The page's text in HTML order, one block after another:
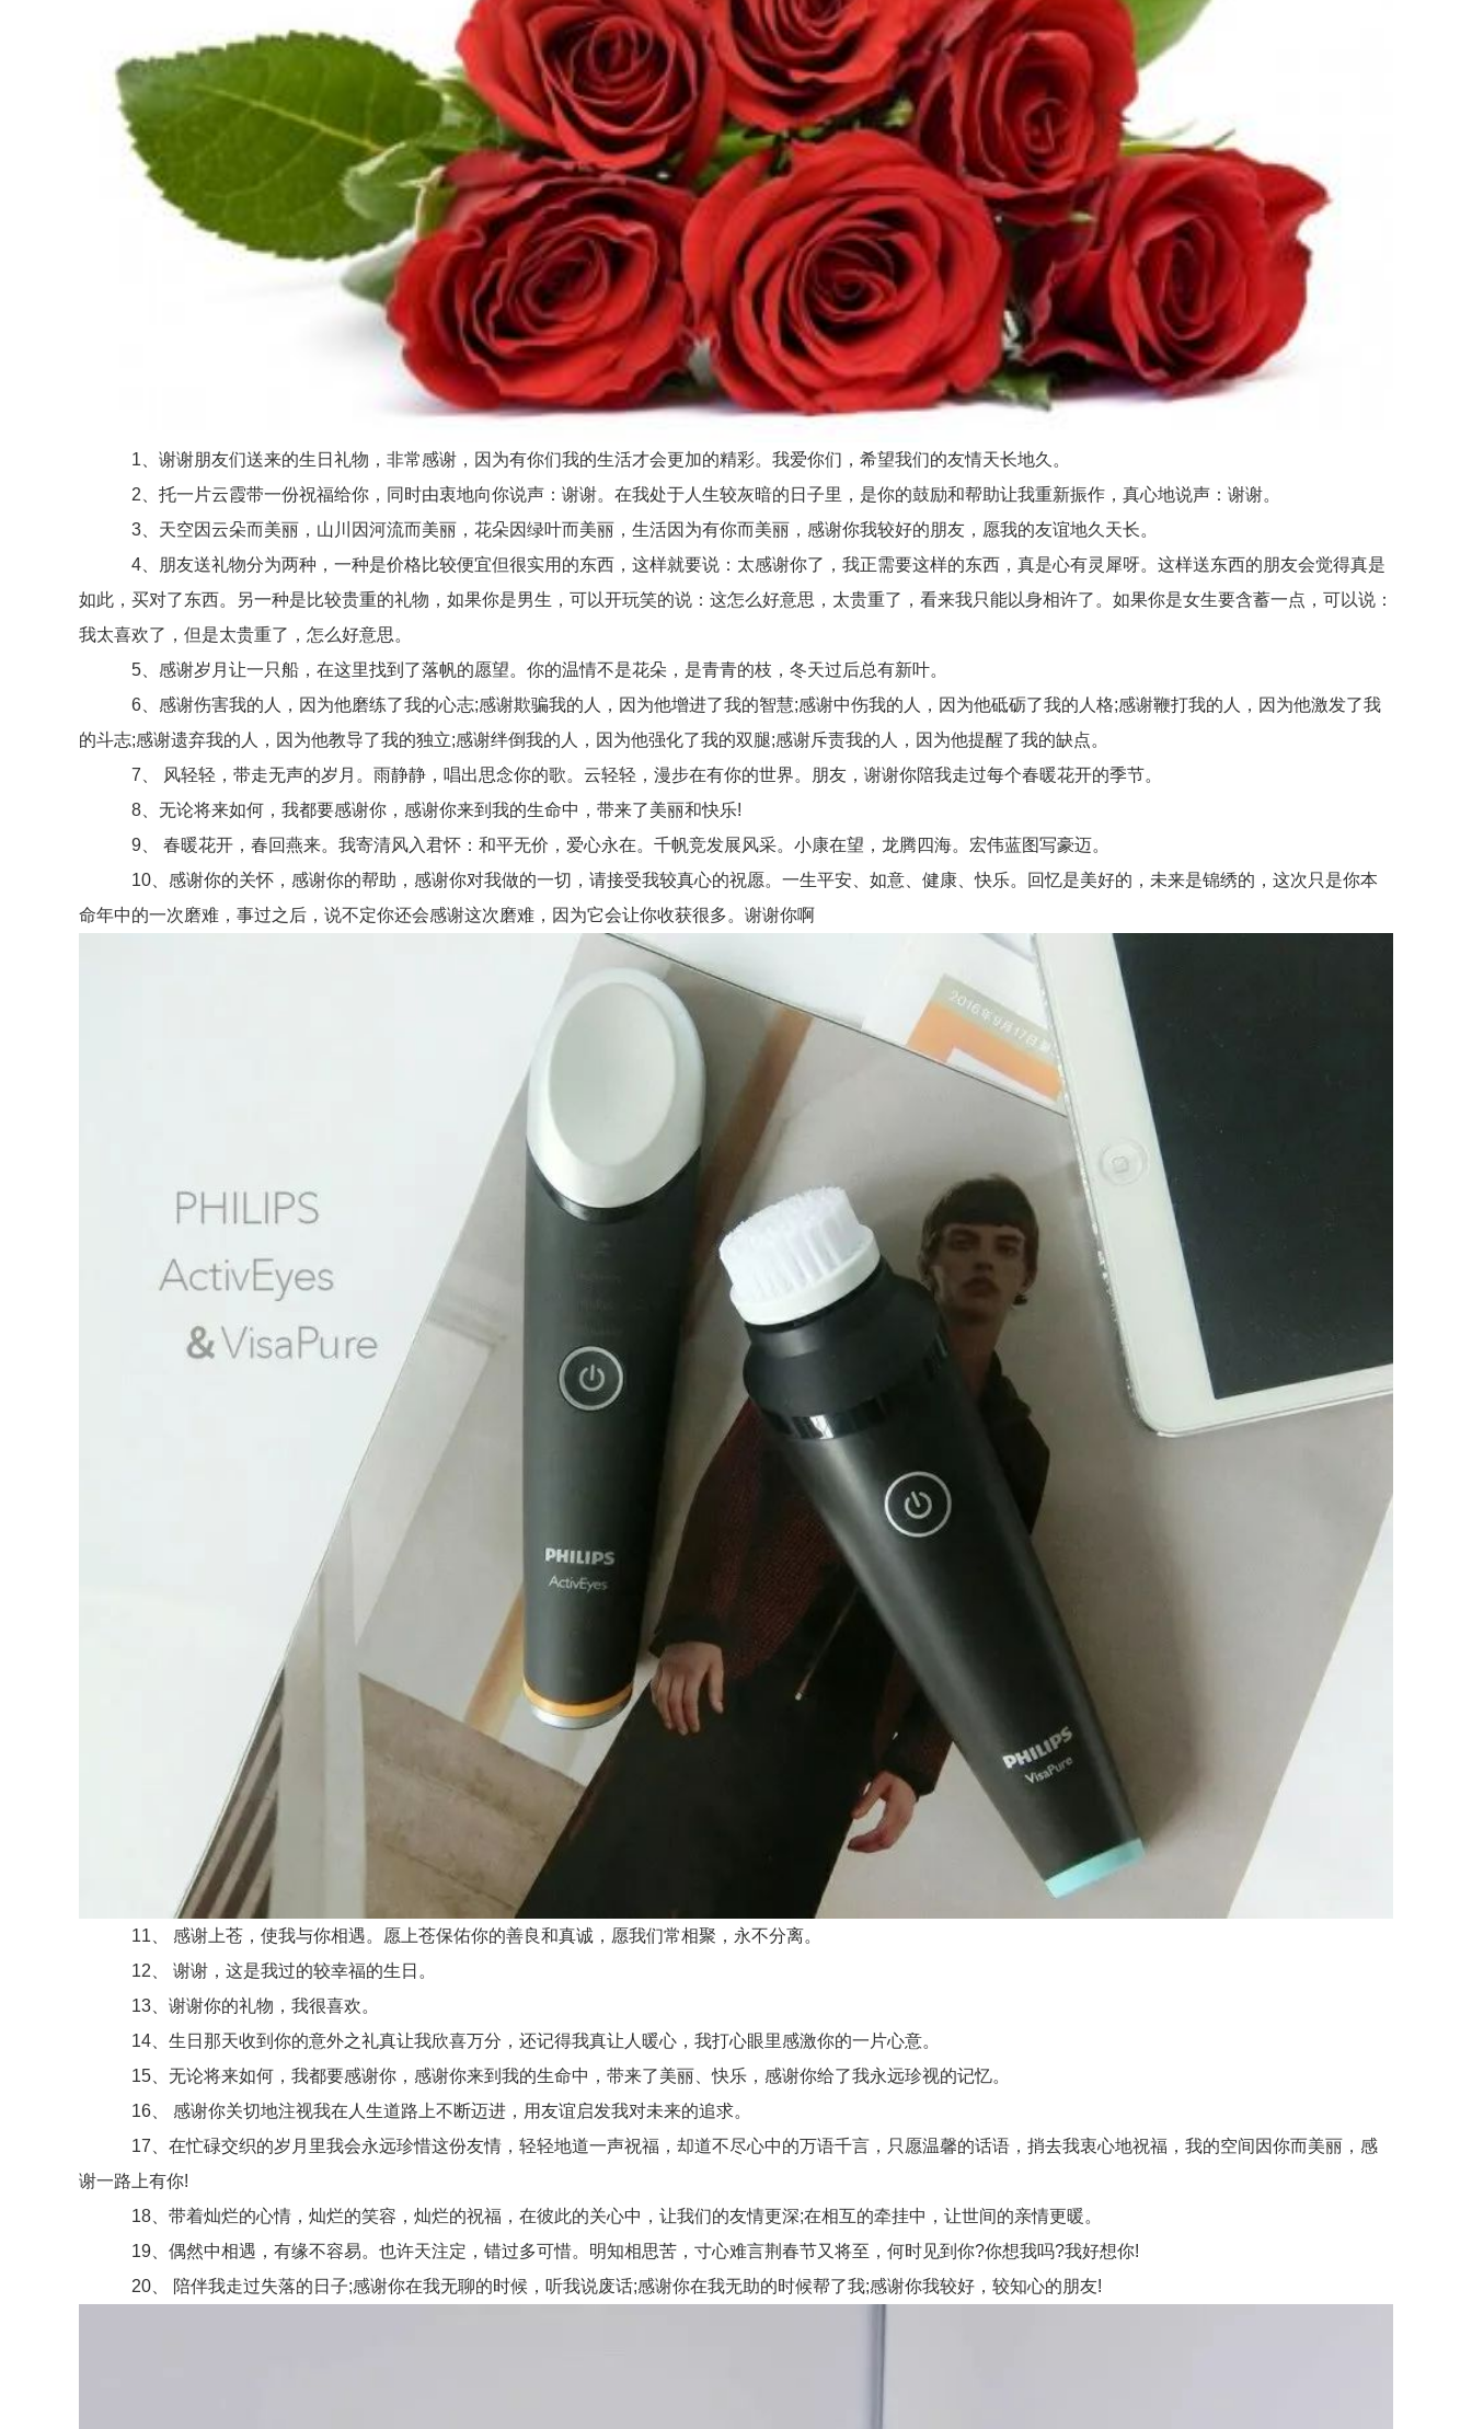
1、谢谢朋友们送来的生日礼物，非常感谢，因为有你们我的生活才会更加的精彩。我爱你们，希望我们的友情天长地久。
2、托一片云霞带一份祝福给你，同时由衷地向你说声：谢谢。在我处于人生较灰暗的日子里，是你的鼓励和帮助让我重新振作，真心地说声：谢谢。
3、天空因云朵而美丽，山川因河流而美丽，花朵因绿叶而美丽，生活因为有你而美丽，感谢你我较好的朋友，愿我的友谊地久天长。
4、朋友送礼物分为两种，一种是价格比较便宜但很实用的东西，这样就要说：太感谢你了，我正需要这样的东西，真是心有灵犀呀。这样送东西的朋友会觉得真是
如此，买对了东西。另一种是比较贵重的礼物，如果你是男生，可以开玩笑的说：这怎么好意思，太贵重了，看来我只能以身相许了。如果你是女生要含蓄一点，可以说：
我太喜欢了，但是太贵重了，怎么好意思。
5、感谢岁月让一只船，在这里找到了落帆的愿望。你的温情不是花朵，是青青的枝，冬天过后总有新叶。
6、感谢伤害我的人，因为他磨练了我的心志;感谢欺骗我的人，因为他增进了我的智慧;感谢中伤我的人，因为他砥砺了我的人格;感谢鞭打我的人，因为他激发了我
的斗志;感谢遗弃我的人，因为他教导了我的独立;感谢绊倒我的人，因为他强化了我的双腿;感谢斥责我的人，因为他提醒了我的缺点。
7、 风轻轻，带走无声的岁月。雨静静，唱出思念你的歌。云轻轻，漫步在有你的世界。朋友，谢谢你陪我走过每个春暖花开的季节。
8、无论将来如何，我都要感谢你，感谢你来到我的生命中，带来了美丽和快乐!
9、 春暖花开，春回燕来。我寄清风入君怀：和平无价，爱心永在。千帆竞发展风采。小康在望，龙腾四海。宏伟蓝图写豪迈。
10、感谢你的关怀，感谢你的帮助，感谢你对我做的一切，请接受我较真心的祝愿。一生平安、如意、健康、快乐。回忆是美好的，未来是锦绣的，这次只是你本
命年中的一次磨难，事过之后，说不定你还会感谢这次磨难，因为它会让你收获很多。谢谢你啊
11、 感谢上苍，使我与你相遇。愿上苍保佑你的善良和真诚，愿我们常相聚，永不分离。
12、 谢谢，这是我过的较幸福的生日。
13、谢谢你的礼物，我很喜欢。
14、生日那天收到你的意外之礼真让我欣喜万分，还记得我真让人暖心，我打心眼里感激你的一片心意。
15、无论将来如何，我都要感谢你，感谢你来到我的生命中，带来了美丽、快乐，感谢你给了我永远珍视的记忆。
16、 感谢你关切地注视我在人生道路上不断迈进，用友谊启发我对未来的追求。
17、在忙碌交织的岁月里我会永远珍惜这份友情，轻轻地道一声祝福，却道不尽心中的万语千言，只愿温馨的话语，捎去我衷心地祝福，我的空间因你而美丽，感
谢一路上有你!
18、带着灿烂的心情，灿烂的笑容，灿烂的祝福，在彼此的关心中，让我们的友情更深;在相互的牵挂中，让世间的亲情更暖。
19、偶然中相遇，有缘不容易。也许天注定，错过多可惜。明知相思苦，寸心难言荆春节又将至，何时见到你?你想我吗?我好想你!
20、 陪伴我走过失落的日子;感谢你在我无聊的时候，听我说废话;感谢你在我无助的时候帮了我;感谢你我较好，较知心的朋友!